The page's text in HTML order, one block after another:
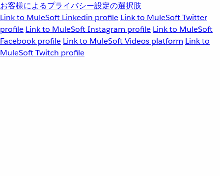
お客様によるプライバシー設定の選択肢
Link to MuleSoft Linkedin profile Link to MuleSoft Twitter
profile Link to MuleSoft Instagram profile Link to MuleSoft
Facebook profile Link to MuleSoft Videos platform Link to
MuleSoft Twitch profile